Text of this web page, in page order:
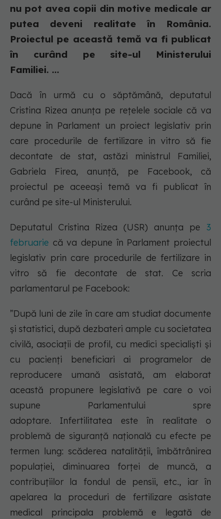
nu pot avea copii din motive medicale ar
putea deveni realitate în România.
Proiectul pe această temă va fi publicat
în curând pe site-ul Ministerului
Familiei. ...
Dacă în urmă cu o săptămână, deputatul
Cristina Rizea anunța pe rețelele sociale că va
depune în Parlament un proiect legislativ prin
care procedurile de fertilizare in vitro să fie
decontate de stat, astăzi ministrul Familiei,
Gabriela Firea, anunță, pe Facebook, că
proiectul pe aceeași temă va fi publicat în
curând pe site-ul Ministerului.
Deputatul Cristina Rizea (USR) anunța pe 3
februarie că va depune în Parlament proiectul
legislativ prin care procedurile de fertilizare in
vitro să fie decontate de stat. Ce scria
parlamentarul pe Facebook:
”După luni de zile în care am studiat documente
și statistici, după dezbateri ample cu societatea
civilă, asociații de profil, cu medici specialiști și
cu pacienți beneficiari ai programelor de
reproducere umană asistată, am elaborat
această propunere legislativă pe care o voi
supune Parlamentului spre
adoptare. Infertilitatea este în realitate o
problemă de siguranță națională cu efecte pe
termen lung: scăderea natalității, îmbătrânirea
populației, diminuarea forței de muncă, a
contribuțiilor la fondul de pensii, etc., iar în
apelarea la proceduri de fertilizare asistate
medical principala problemă e legată de